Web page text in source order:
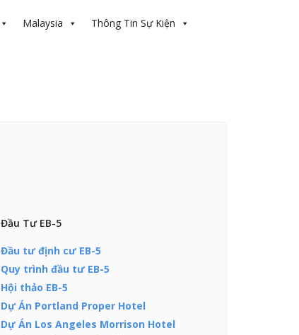
Malaysia Thông Tin Sự Kiện
Đầu Tư EB-5
Đầu tư định cư EB-5
Quy trình đầu tư EB-5
Hội thảo EB-5
Dự Án Portland Proper Hotel
Dự Án Los Angeles Morrison Hotel